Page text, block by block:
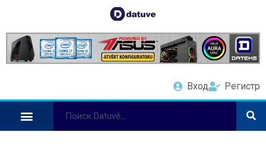
Вход Регистр